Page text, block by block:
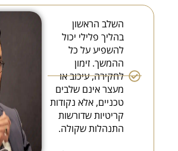
השלב הראשון
בהליך פלילי יכול
להשפיע על כל
ההמשך. זימון
לחקירה, עיכוב או
מעצר אינם שלבים
טכניים, אלא נקודות
קריטיות שדורשות
התנהלות שקולה.